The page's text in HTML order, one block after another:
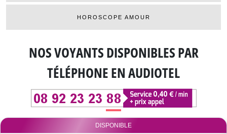
HOROSCOPE AMOUR
NOS VOYANTS DISPONIBLESPAR
TÉLÉPHONE EN AUDIOTEL
DISPONIBLE